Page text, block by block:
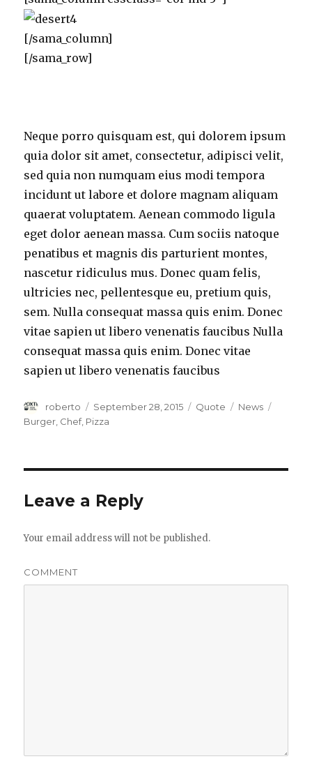
[/sama_column]
[/sama_row]
Neque porro quisquam est, qui dolorem ipsum
quia dolor sit amet, consectetur, adipisci velit,
sed quia non numquam eius modi tempora
incidunt ut labore et dolore magnam aliquam
quaerat voluptatem. Aenean commodo ligula
eget dolor aenean massa. Cum sociis natoque
penatibus et magnis dis parturient montes,
nascetur ridiculus mus. Donec quam felis,
ultricies nec, pellentesque eu, pretium quis,
sem. Nulla consequat massa quis enim. Donec
vitae sapien ut libero venenatis faucibus Nulla
consequat massa quis enim. Donec vitae
sapien ut libero venenatis faucibus
Author
roberto
Posted
on
September 28, 2015 Format
Quote Categories
News
Burger, Chef, Pizza
Leave a Reply
Your email address will not be published.
COMMENT